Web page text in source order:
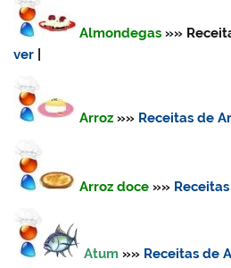
Almondegas »»
ver
Arroz »» Receitas de
Arroz doce »»
Atum »» Receitas de